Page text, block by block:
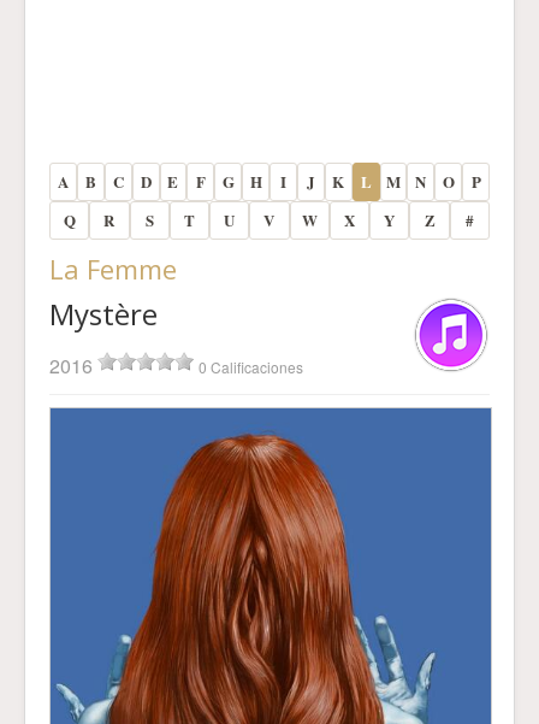
A B C D E F G H I J K L M N O
P
Q
R S T U V W X Y Z #
La Femme
Mystère
2016 0 Calificaciones